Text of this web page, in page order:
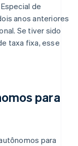
de
anos anteriores
Se tiver sido
taxa fixa, esse
para
para